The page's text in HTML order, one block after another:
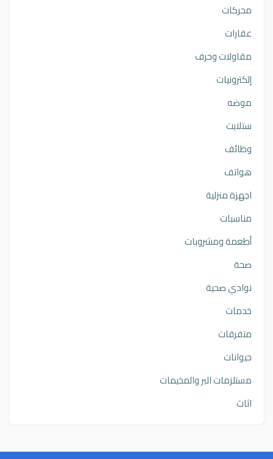
محركات
عقارات
مقاولات وحرف
إلكترونيات
موضه
ستلايت
وظائف
هواتف
اجهزة منزلية
مناسبات
أطعمة ومشروبات
صحة
نوادي صحية
خدمات
متفرقات
حيوانات
مستلزمات البر والمخيمات
اثاث